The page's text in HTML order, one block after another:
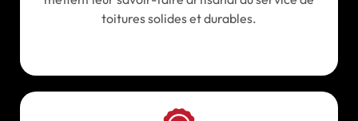
toitures solides et durables.